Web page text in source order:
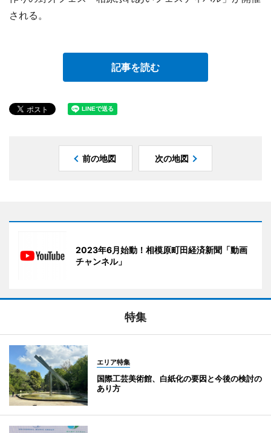
される。
記事を読む
前の地図 次の地図
2023年6月始動！相模原町田経済新聞「動画
チャンネル」
特集
エリア特集
国際工芸美術館、白紙化の要因と今後の検討の
あり方